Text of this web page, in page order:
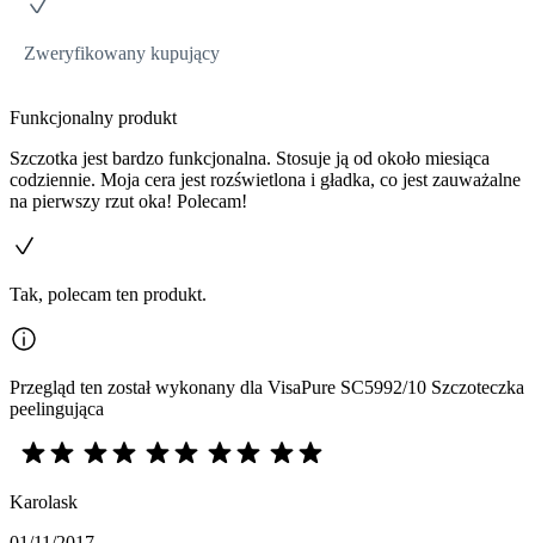
Zweryfikowany kupujący
Funkcjonalny produkt
Szczotka jest bardzo funkcjonalna. Stosuje ją od około miesiąca
codziennie. Moja cera jest rozświetlona i gładka, co jest zauważalne
na pierwszy rzut oka! Polecam!
Tak, polecam ten produkt.
Przegląd ten został wykonany dla VisaPure SC5992/10 Szczoteczka
peelingująca
Karolask